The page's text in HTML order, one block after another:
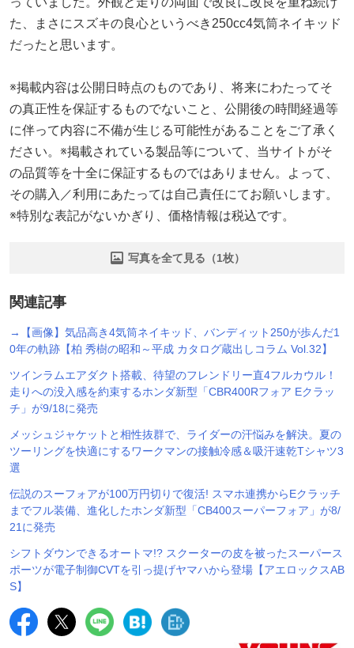
た、まさにスズキの良心というべき250cc4気筒ネイキッド
だったと思います。
※掲載内容は公開日時点のものであり、将来にわたってそ
の真正性を保証するものでないこと、公開後の時間経過等
に伴って内容に不備が生じる可能性があることをご了承く
ださい。※掲載されている製品等について、当サイトがそ
の品質等を十全に保証するものではありません。よって、
その購入／利用にあたっては自己責任にてお願いします。
※特別な表記がないかぎり、価格情報は税込です。
写真を全て見る（1枚）
関連記事
→【画像】気品高き4気筒ネイキッド、バンディット250が歩んだ1
0年の軌跡【柏 秀樹の昭和～平成 カタログ蔵出しコラム Vol.32】
ツインラムエアダクト搭載、待望のフレンドリー直4フルカウル！
走りへの没入感を約束するホンダ新型「CBR400Rフォア Eクラッ
チ」が9/18に発売
メッシュジャケットと相性抜群で、ライダーの汗悩みを解決。夏の
ツーリングを快適にするワークマンの接触冷感＆吸汗速乾Tシャツ3
選
伝説のスーフォアが100万円切りで復活! スマホ連携からEクラッチ
までフル装備、進化したホンダ新型「CB400スーパーフォア」が8/
21に発売
シフトダウンできるオートマ!? スクーターの皮を被ったスーパース
ポーツが電子制御CVTを引っ提げヤマハから登場【アエロックスAB
S】